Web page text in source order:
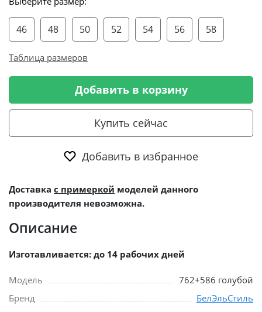
46 48 50 52 54 56 58
Таблица размеров
Добавить в корзину
Купить сейчас
Добавить в избранное
Доставка с примеркой моделей данного
производителя невозможна.
Описание
Изготавливается: до 14 рабочих дней
Модель
762+586 голубой
Бренд
БелЭльСтиль